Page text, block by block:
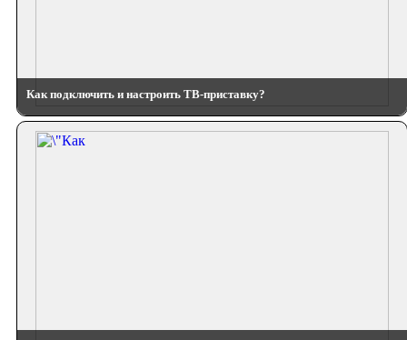
Как подключить и настроить ТВ-приставку?